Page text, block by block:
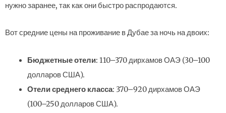
нужно заранее, так как они быстро распродаются.
Вот средние цены на проживание в Дубае за ночь на двоих:
Бюджетные отели: 110–370 дирхамов ОАЭ (30–100
долларов США).
Отели среднего класса: 370–920 дирхамов ОАЭ
(100–250 долларов США).